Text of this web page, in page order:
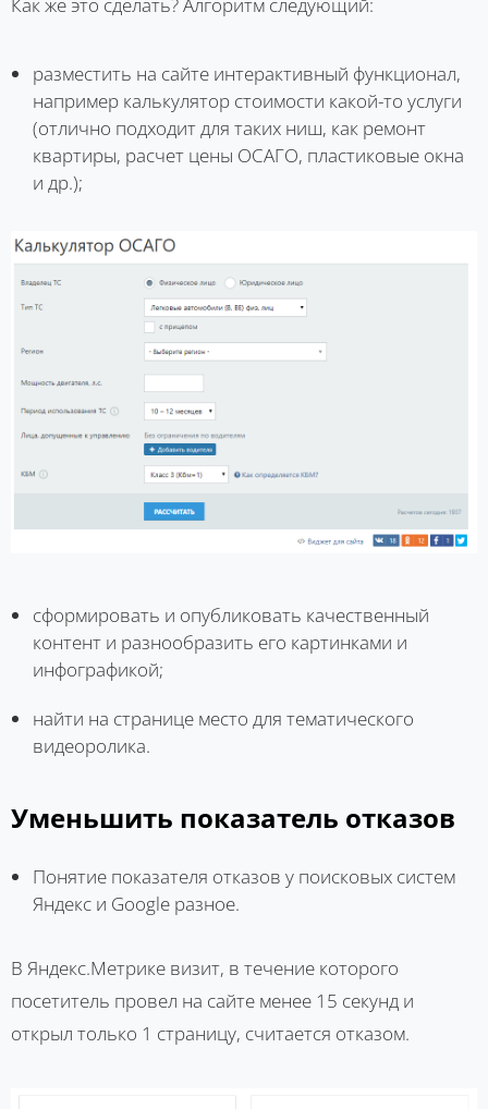
Как же это сделать? Алгоритм следующий:
разместить на сайте интерактивный функционал,
например калькулятор стоимости какой-то услуги
(отлично подходит для таких ниш, как ремонт
квартиры, расчет цены ОСАГО, пластиковые окна
и др.);
сформировать и опубликовать качественный
контент и разнообразить его картинками и
инфографикой;
найти на странице место для тематического
видеоролика.
Уменьшить показатель отказов
Понятие показателя отказов у поисковых систем
Яндекс и Google разное.
В Яндекс.Метрике визит, в течение которого
посетитель провел на сайте менее 15 секунд и
открыл только 1 страницу, считается отказом.